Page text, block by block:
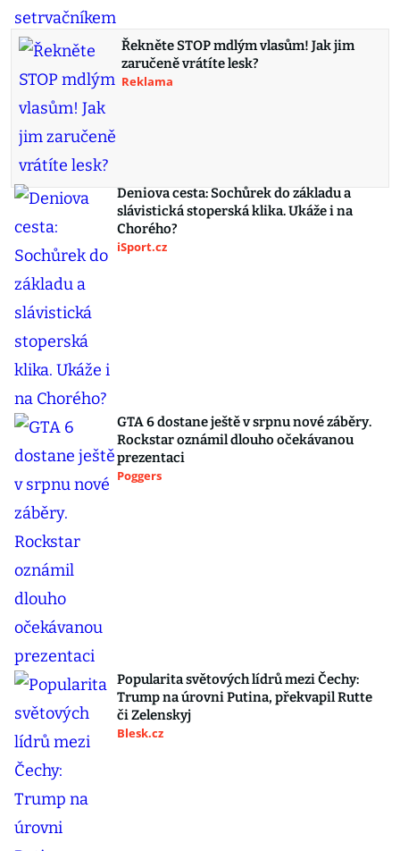
Řekněte STOP mdlým vlasům! Jak jim
zaručeně vrátíte lesk?
Reklama
Deniova cesta: Sochůrek do základu a
slávistická stoperská klika. Ukáže i na
Chorého?
iSport.cz
GTA 6 dostane ještě v srpnu nové záběry.
Rockstar oznámil dlouho očekávanou
prezentaci
Poggers
Popularita světových lídrů mezi Čechy:
Trump na úrovni Putina, překvapil Rutte
či Zelenskyj
Blesk.cz